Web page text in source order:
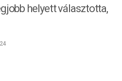
helyett választotta,